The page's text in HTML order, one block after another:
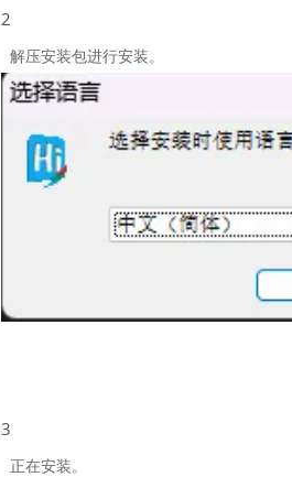
2
解压安装包进行安装。
3
正在安装。